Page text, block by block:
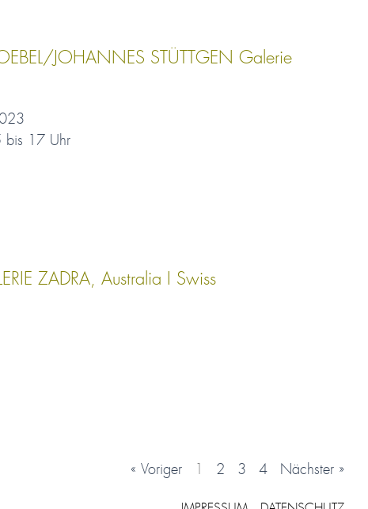
JOHANNES STÜTTGEN Galerie
bis 17 Uhr
ZADRA, Australia I Swiss
« Voriger 2 3 4 Nächster »